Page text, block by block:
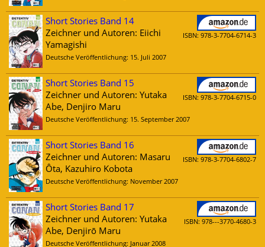
ISBN: 978-3-7704-6714-3
Short Stories Band 14
Zeichner und Autoren: Eiichi
Yamagishi
Deutsche Veröffentlichung: 15. Juli 2007
ISBN: 978-3-7704-6715-0
Short Stories Band 15
Zeichner und Autoren: Yutaka
Abe, Denjiro Maru
Deutsche Veröffentlichung: 15. September 2007
ISBN: 978-3-7704-6802-7
Short Stories Band 16
Zeichner und Autoren: Masaru
Ôta, Kazuhiro Kobota
Deutsche Veröffentlichung: November 2007
ISBN: 978---3770-4680-3
Short Stories Band 17
Zeichner und Autoren: Yutaka
Abe, Denjirō Maru
Deutsche Veröffentlichung: Januar 2008